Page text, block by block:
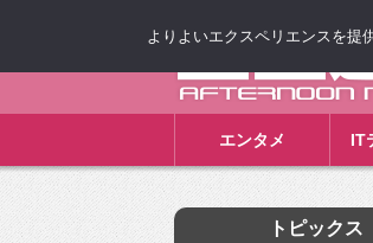
エンタメ IT
トピックス
よりよいエクスペリエンスを提